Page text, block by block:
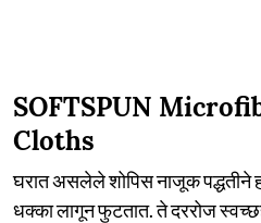
SOFTSPUN
Cloths
घरात असलेले शोपिस नाजूक पद्धतीने
धक्का लागून फुटतात. ते दररोज